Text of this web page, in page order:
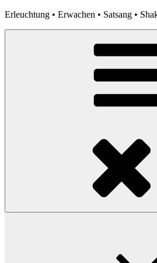
Erleuchtung • Erwachen • Satsang •